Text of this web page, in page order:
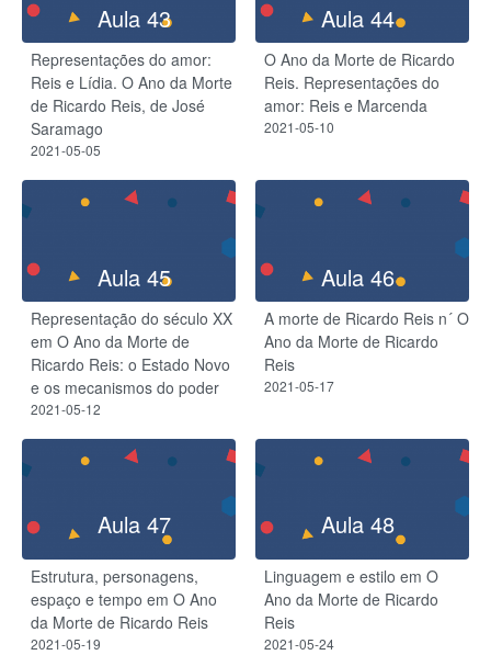
Aula 43
Representações do amor:
Reis e Lídia. O Ano da Morte
de Ricardo Reis, de José
Saramago
2021-05-05
Aula 44
O Ano da Morte de Ricardo
Reis. Representações do
amor: Reis e Marcenda
2021-05-10
Aula 45
Representação do século XX
em O Ano da Morte de
Ricardo Reis: o Estado Novo
e os mecanismos do poder
2021-05-12
Aula 46
A morte de Ricardo Reis n´ O
Ano da Morte de Ricardo
Reis
2021-05-17
Aula 47
Estrutura, personagens,
espaço e tempo em O Ano
da Morte de Ricardo Reis
2021-05-19
Aula 48
Linguagem e estilo em O
Ano da Morte de Ricardo
Reis
2021-05-24